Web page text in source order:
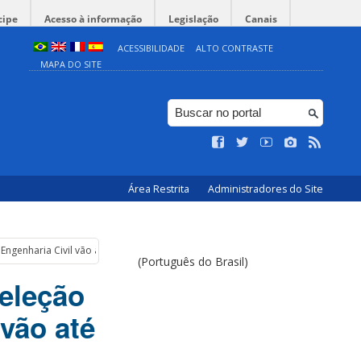
Acesso à informação Legislação Canais
ACESSIBILIDADE
ALTO CONTRASTE
MAPA DO SITE
Área Restrita Administradores do Site
Civil vão até 14 de novembro
até
(Português do Brasil)